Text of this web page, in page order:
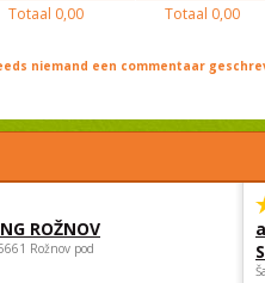
Totaal 0,00 Totaal 0,00
niemand een commentaar
ROŽNOV
Rožnov pod